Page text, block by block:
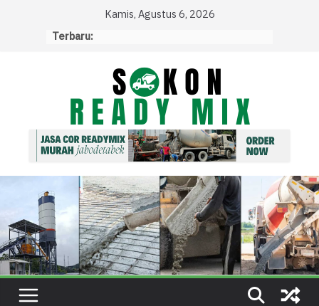
Kamis, Agustus 6, 2026
Terbaru: